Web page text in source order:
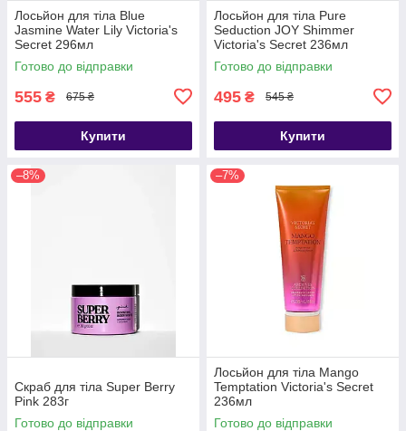
Лосьйон для тіла Blue
Jasmine Water Lily Victoria's
Secret 296мл
Готово до відправки
555 ₴ 675 ₴
Купити
Лосьйон для тіла Pure
Seduction JOY Shimmer
Victoria's Secret 236мл
Готово до відправки
495 ₴ 545 ₴
Купити
–8%
Скраб для тіла Super Berry
Pink 283г
Готово до відправки
–7%
Лосьйон для тіла Mango
Temptation Victoria's Secret
236мл
Готово до відправки